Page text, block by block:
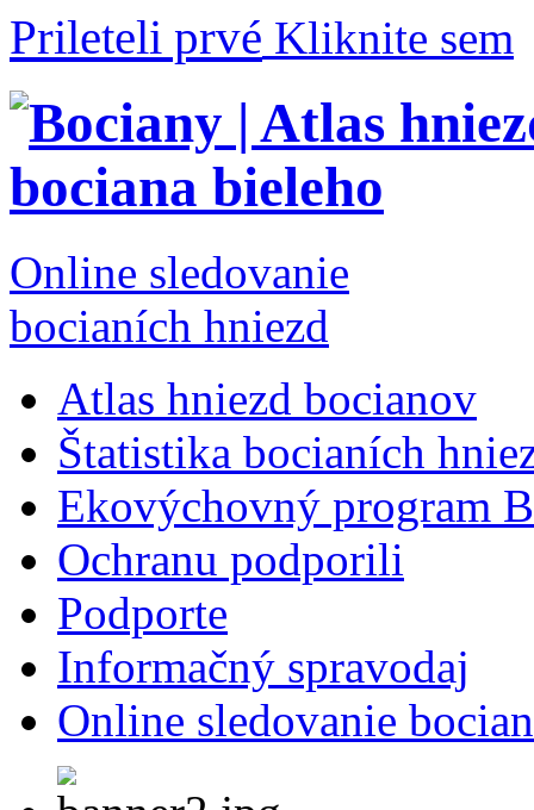
Prileteli prvé Kliknite sem
Online sledovanie
bocianích hniezd
Atlas hniezd bocianov
Štatistika bocianích
Ekovýchovný program
Ochranu podporili
Podporte
Informačný spravodaj
Online sledovanie